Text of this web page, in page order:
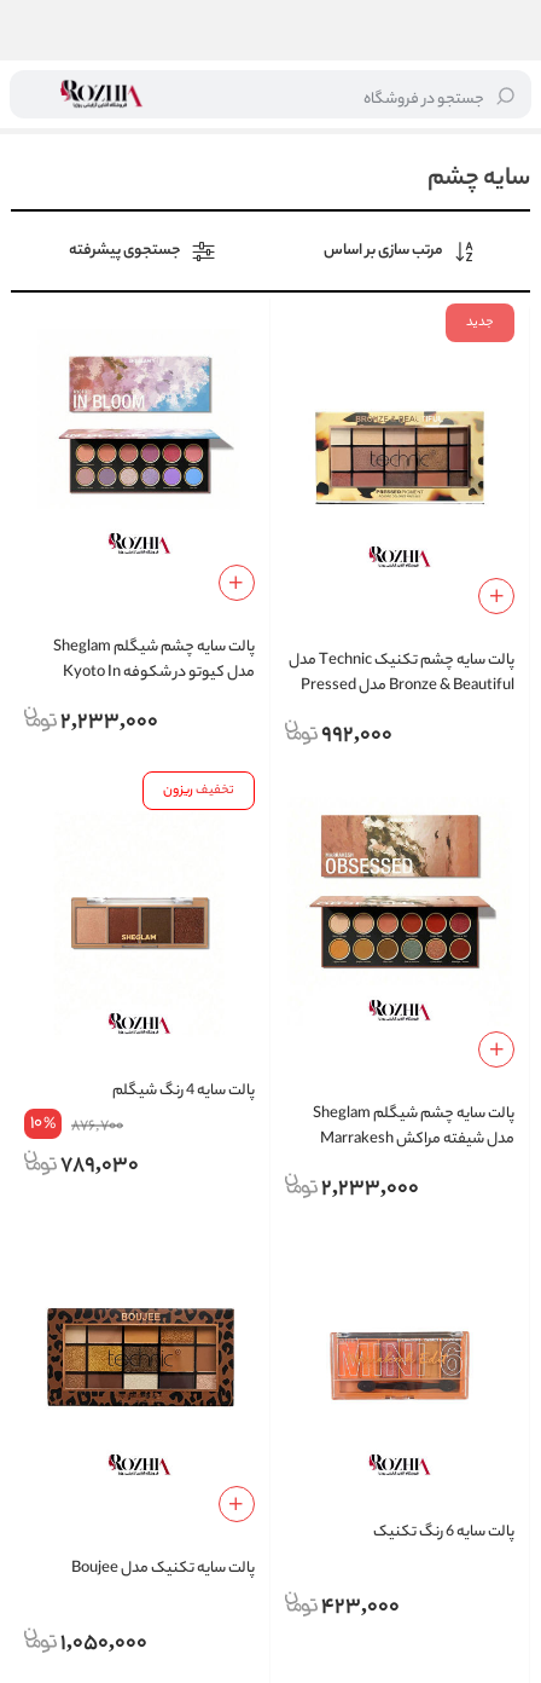
جستجو در فروشگاه خانه / آرایشی/ آرایش چشم
سایه چشم
مرتب سازی بر اساس جستجوی پیشرفته
جدید
پالت سایه چشم تکنیک Technic مدل
Bronze & Beautiful مدل Pressed
992,000
پالت سایه چشم شیگلم Sheglam
مدل کیوتو در شکوفه Kyoto In
2,233,000
پالت سایه چشم شیگلم Sheglam
مدل شیفته مراکش Marrakesh
2,233,000
تخفیفریزون
پالت سایه 4 رنگ شیگلم
876,700
10%
789,030
پالت سایه 6 رنگ تکنیک
423,000
پالت سایه تکنیک مدل Boujee
1,050,000